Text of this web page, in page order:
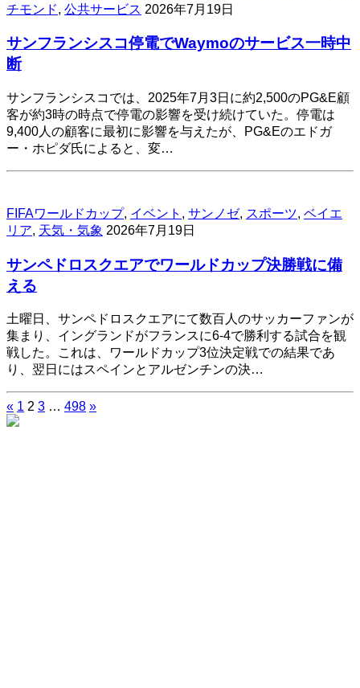
チモンド, 公共サービス 2026年7月19日
サンフランシスコ停電でWaymoのサービス一時中
断
サンフランシスコでは、2025年7月3日に約2,500のPG&E顧
客が約3時の時点で停電の影響を受け続けていた。停電は
9,400人の顧客に最初に影響を与えたが、PG&Eのエドガ
ー・ホピダ氏によると、変…
FIFAワールドカップ, イベント , サンノゼ, スポーツ, ベイエ
リア, 天気・気象 2026年7月19日
サンペドロスクエアでワールドカップ決勝戦に備
える
土曜日、サンペドロスクエアにて数百人のサッカーファンが
集まり、イングランドがフランスに6-4で勝利する試合を観
戦した。これは、ワールドカップ3位決定戦での結果であ
り、翌日にはスペインとアルゼンチンの決…
投
« 1 2 3 … 498 »